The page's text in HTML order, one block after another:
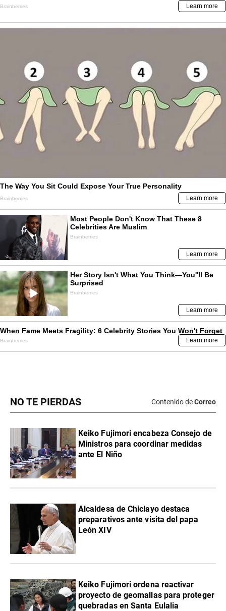
NO TE PIERDAS Contenido deCorreo
Keiko Fujimori encabeza Consejo de
Ministros para coordinar medidas
ante El Niño
Alcaldesa de Chiclayo destaca
preparativos ante visita del papa
León XIV
Keiko Fujimori ordena reactivar
proyecto de geomallas para proteger
quebradas en Santa Eulalia